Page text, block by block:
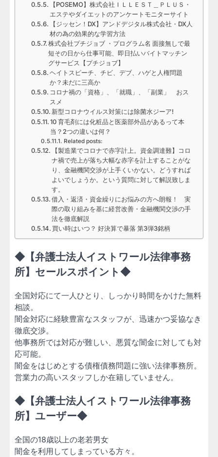
【POSEMO】株式会社ＩＬＬＥＳＴ＿ＰＬＵＳ・
エステやダイエットのアンケートモニターサイト
【ジッセン！DX】アンドデジタル株式会社・DX人
材の為の効果的な学習方法
株式会社プチジョブ ・プログラム名 面接無しで最
短その日から仕事可能、即日払いバイトマッチン
グサービス【プチジョブ】
ヘイトスピーチ、チビ、デブ、ハゲと人権問題
か？未だに三高か
コロナ禍の「資格」、「就職」、「副業」 おス
スメ
新型コロナウイルス対策には除菌水ジーア!
10 育毛剤には化粧品と医薬部外品があるって本
当？2つの違いは何？
Related posts:
【製造業でコロナで赤字計上。資金調達難】コロ
ナ禍で売上が落ち大幅な赤字を計上することがな
り、金融機関交渉が上手くいかない。どうすれば
よいでしょうか。という質問に対して解説致しま
す。
借入・返済・資金繰りにお悩みの方へ朗報！ 実
際の取り組みを基に経営改善・金融機関交渉の手
法を徹底解説
買い時はいつ？ 好決算で暴落 第3弾3銘柄
◆【弁護士法人イストワール法律事務
所】セールスポイント◆
全国対応にて一人ひとり、しっかり時間をかけた無料
相談。
闇金対応に経験豊富なスタッフが、迅速かつ妥協なき
徹底交渉。
他事務所では対応が難しい、悪質な闇金に対しても対
応可能。
闇金をはじめとする債権債務問題に強い法律事務所。
営業力の高いスタッフしか在籍していません。
◆【弁護士法人イストワール法律事務
所】ユーザー◆
全国の18歳以上の老若男女
闇金を利用してしまっている方々。